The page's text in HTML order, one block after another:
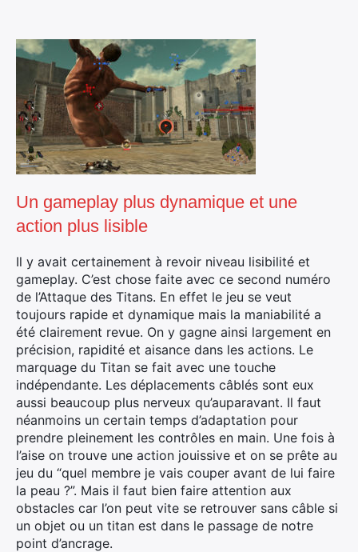
Un gameplay plus dynamique et une
action plus lisible
Il y avait certainement à revoir niveau lisibilité et
gameplay. C’est chose faite avec ce second numéro
de l’Attaque des Titans. En effet le jeu se veut
toujours rapide et dynamique mais la maniabilité a
été clairement revue. On y gagne ainsi largement en
précision, rapidité et aisance dans les actions. Le
marquage du Titan se fait avec une touche
indépendante. Les déplacements câblés sont eux
aussi beaucoup plus nerveux qu’auparavant. Il faut
néanmoins un certain temps d’adaptation pour
prendre pleinement les contrôles en main. Une fois à
l’aise on trouve une action jouissive et on se prête au
jeu du “quel membre je vais couper avant de lui faire
la peau ?”. Mais il faut bien faire attention aux
obstacles car l’on peut vite se retrouver sans câble si
un objet ou un titan est dans le passage de notre
point d’ancrage.